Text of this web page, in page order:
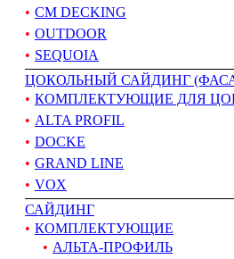
CM DECKING
OUTDOOR
SEQUOIA
ЦОКОЛЬНЫЙ САЙДИНГ
КОМПЛЕКТУЮЩИЕ ДЛЯ
ALTA PROFIL
DOCKE
GRAND LINE
VOX
САЙДИНГ
КОМПЛЕКТУЮЩИЕ
АЛЬТА-ПРОФИЛЬ